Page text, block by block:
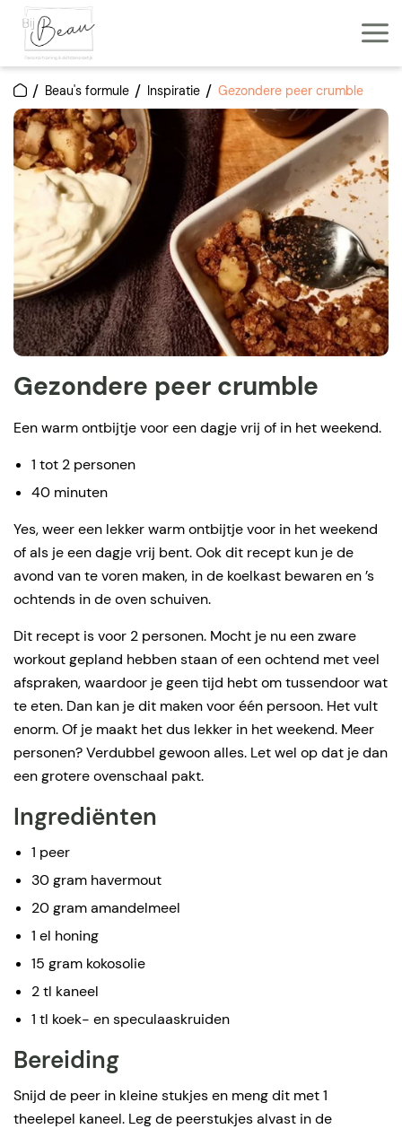
Beau's formule Inspiratie Gezondere peer crumble
Gezondere peer crumble
Een warm ontbijtje voor een dagje vrij of in het weekend.
1 tot 2 personen
40 minuten
Yes, weer een lekker warm ontbijtje voor in het weekend
of als je een dagje vrij bent. Ook dit recept kun je de
avond van te voren maken, in de koelkast bewaren en ’s
ochtends in de oven schuiven.
Dit recept is voor 2 personen. Mocht je nu een zware
workout gepland hebben staan of een ochtend met veel
afspraken, waardoor je geen tijd hebt om tussendoor wat
te eten. Dan kan je dit maken voor één persoon. Het vult
enorm. Of je maakt het dus lekker in het weekend. Meer
personen? Verdubbel gewoon alles. Let wel op dat je dan
een grotere ovenschaal pakt.
Ingrediënten
1 peer
30 gram havermout
20 gram amandelmeel
1 el honing
15 gram kokosolie
2 tl kaneel
1 tl koek- en speculaaskruiden
Bereiding
Snijd de peer in kleine stukjes en meng dit met 1
theelepel kaneel. Leg de peerstukjes alvast in de